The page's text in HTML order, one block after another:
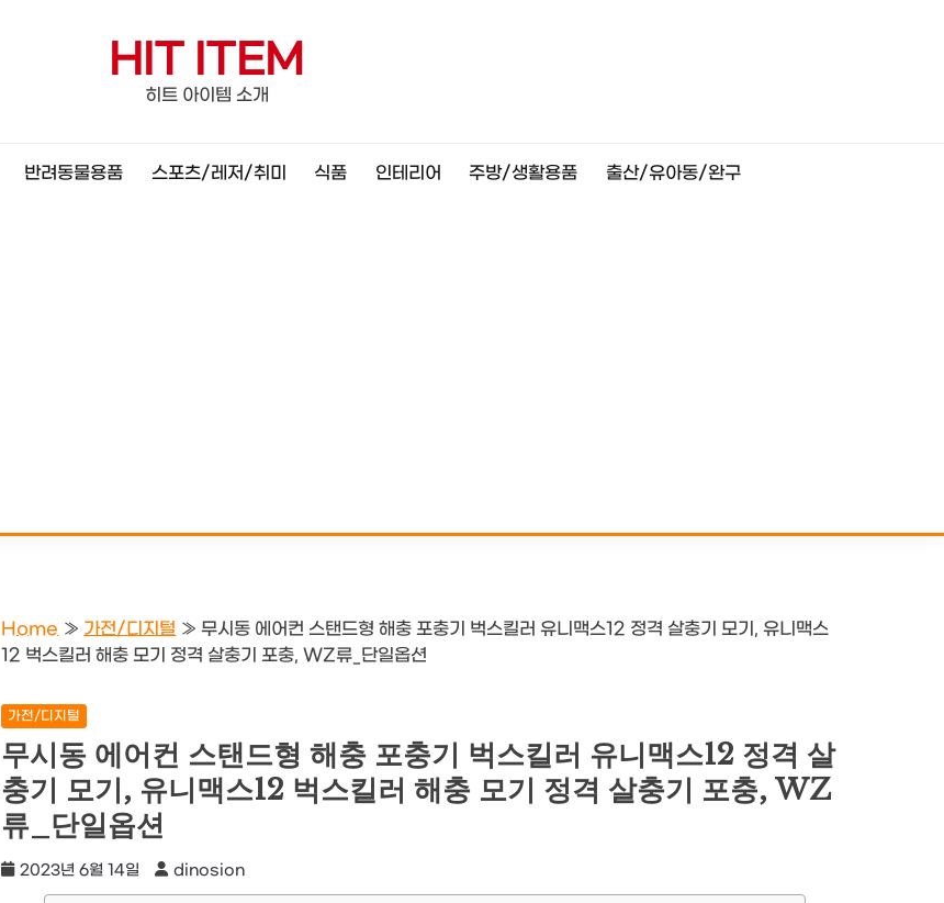
HIT ITEM
히트 아이템 소개
반려동물용품 스포츠/레저/취미 식품 인테리어 주방/생활용품 출산/유아동/완구
Home » 가전/디지털 » 무시동 에어컨 스탠드형 해충 포충기 벅스킬러 유니맥스12 정격 살충기 모기, 유니맥스
12 벅스킬러 해충 모기 정격 살충기 포충, WZ류_단일옵션
가전/디지털
무시동 에어컨 스탠드형 해충 포충기 벅스킬러 유니맥스12 정격 살
충기 모기, 유니맥스12 벅스킬러 해충 모기 정격 살충기 포충, WZ
류_단일옵션
2023년 6월 14일 dinosion